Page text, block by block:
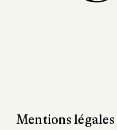
Mentions légales